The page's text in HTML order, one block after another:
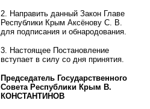
2. Направить данный Закон Главе
Республики Крым Аксёнову С. В.
для подписания и обнародования.
3. Настоящее Постановление
вступает в силу со дня принятия.
Председатель Государственного
Совета Республики Крым В.
КОНСТАНТИНОВ